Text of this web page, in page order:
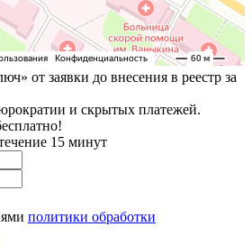
от заявки до внесения в реестр за
и скрытых платежей.
15 минут
политики обработки